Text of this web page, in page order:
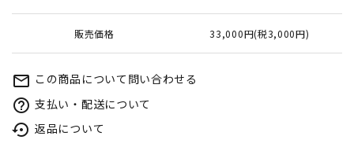
販売価格 33,000円(税3,000円)
mail_outline この商品について問い合わせる
help_outline 支払い・配送について
settings_backup_restore 返品について